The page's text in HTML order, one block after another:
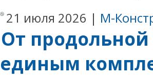
21 июля 2026 | М-
От продольной
единым